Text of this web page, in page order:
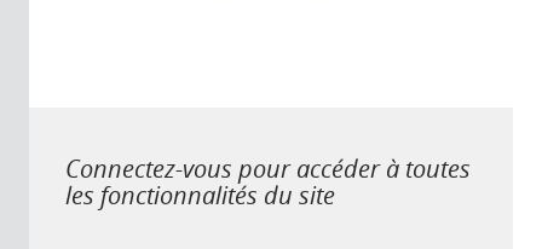
Connectez-vous pour accéder à toutes
les fonctionnalités du site